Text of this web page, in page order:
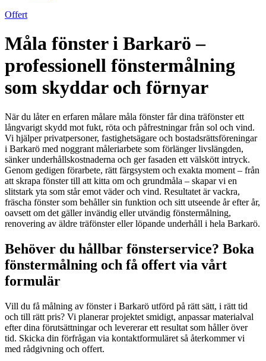
Offert
Måla fönster i Barkarö –
professionell fönstermålning
som skyddar och förnyar
När du låter en erfaren målare måla fönster får dina träfönster ett
långvarigt skydd mot fukt, röta och påfrestningar från sol och vind.
Vi hjälper privatpersoner, fastighetsägare och bostadsrättsföreningar
i Barkarö med noggrant måleriarbete som förlänger livslängden,
sänker underhållskostnaderna och ger fasaden ett välskött intryck.
Genom gedigen förarbete, rätt färgsystem och exakta moment – från
att skrapa fönster till att kitta om och grundmåla – skapar vi en
slitstark yta som står emot väder och vind. Resultatet är vackra,
fräscha fönster som behåller sin funktion och sitt utseende år efter år,
oavsett om det gäller invändig eller utvändig fönstermålning,
renovering av äldre träfönster eller löpande underhåll i hela Barkarö.
Behöver du hållbar fönsterservice? Boka
fönstermålning och få offert via vårt
formulär
Vill du få målning av fönster i Barkarö utförd på rätt sätt, i rätt tid
och till rätt pris? Vi planerar projektet smidigt, anpassar materialval
efter dina förutsättningar och levererar ett resultat som håller över
tid. Skicka din förfrågan via kontaktformuläret så återkommer vi
med rådgivning och offert.